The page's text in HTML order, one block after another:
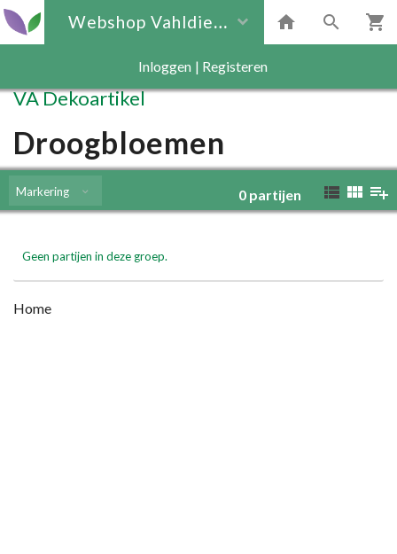
Webshop Vahldiek
Inloggen | Registeren
VA Dekoartikel
Droogbloemen
Markering 0 partijen
Geen partijen in deze groep.
Home